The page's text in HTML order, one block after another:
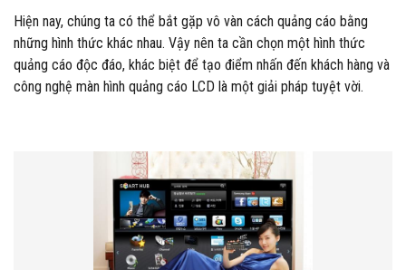
Hiện nay, chúng ta có thể bắt gặp vô vàn cách quảng cáo bằng
những hình thức khác nhau. Vậy nên ta cần chọn một hình thức
quảng cáo độc đáo, khác biệt để tạo điểm nhấn đến khách hàng và
công nghệ màn hình quảng cáo LCD là một giải pháp tuyệt vời.
hay màn hình LED các màn hình chuyên dụng được ứng dụng linh
hoạt như bảng thông tin hoặc bảng quảng cáo tại nhiều địa điểm
công cộng (quảng trường, sân bay, nhà ga, trạm tàu điện…) hay các
điểm giao dịch kinh doanh, các cơ quan chính phủ, bệnh viện, tòa
nhà thương mại, viện bảo tàng, viện nghiên cứu…. Và hiện nay, các
màn hình kỹ thuật số được nhiều doanh nghiệp ứng dụng trong quá